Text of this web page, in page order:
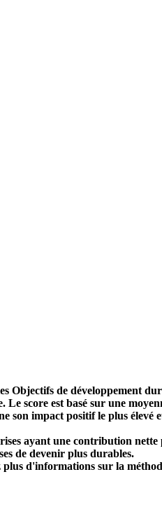
Objectifs de développement
score est basé sur une
son impact positif le plus
ayant une contribution
de devenir plus durables.
d'informations sur la